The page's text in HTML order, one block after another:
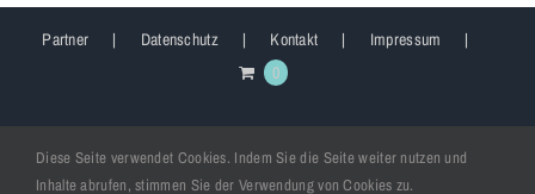
Partner Datenschutz Kontakt
Impressum
0
Copyright 2020 - 2026 WHEELART| All Rights Reserved
Diese Seite verwendet Cookies. Indem Sie die Seite weiter nutzen und
Inhalte abrufen, stimmen Sie der Verwendung von Cookies zu.